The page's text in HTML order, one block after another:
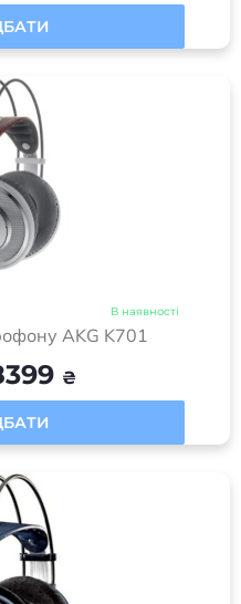
В наявності
AKG K701
₴